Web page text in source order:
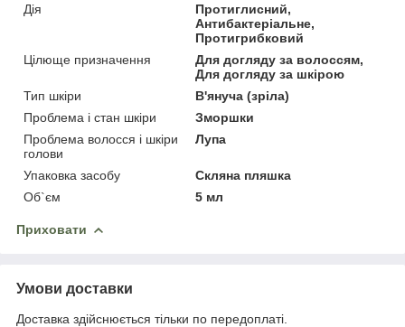
Дія
Протиглисний,
Антибактеріальне,
Протигрибковий
Цілюще призначення
Для догляду за волоссям,
Для догляду за шкірою
Тип шкіри
В'януча (зріла)
Проблема і стан шкіри
Зморшки
Проблема волосся і шкіри
голови
Лупа
Упаковка засобу
Скляна пляшка
Об`єм
5 мл
Приховати
Умови доставки
Доставка здійснюється тільки по передоплаті.